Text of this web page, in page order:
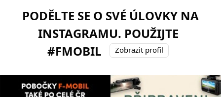
PODĚLTE SE O SVÉ ÚLOVKY NA
INSTAGRAMU. POUŽIJTE
#FMOBIL
Zobrazit profil